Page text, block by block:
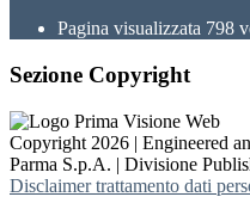
Pagina visualizzata 798
Sezione Copyright
Copyright 2026 | Engineered
Parma S.p.A. | Divisione
Disclaimer trattamento dati